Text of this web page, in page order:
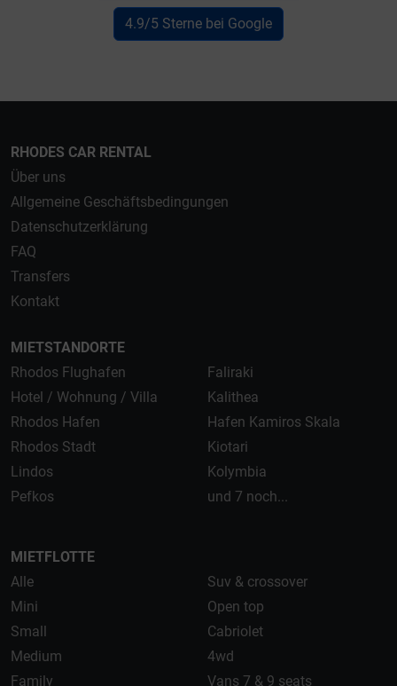
4.9/5 Sterne bei Google
RHODES CAR RENTAL
Über uns
Allgemeine Geschäftsbedingungen
Datenschutzerklärung
FAQ
Transfers
Kontakt
MIETSTANDORTE
Rhodos Flughafen
Hotel / Wohnung / Villa
Rhodos Hafen
Rhodos Stadt
Lindos
Pefkos
Faliraki
Kalithea
Hafen Kamiros Skala
Kiotari
Kolymbia
und 7 noch...
MIETFLOTTE
Alle
Mini
Small
Medium
Family
Suv & crossover
Open top
Cabriolet
4wd
Vans 7 & 9 seats